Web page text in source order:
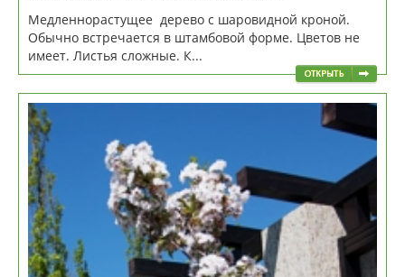
Медленнорастущее дерево с шаровидной кроной.
Обычно встречается в штамбовой форме. Цветов не
имеет. Листья сложные. К...